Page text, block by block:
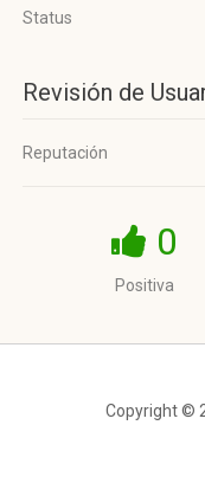
Status
Revisión de
Reputación
0
Positiva
Copyright ©